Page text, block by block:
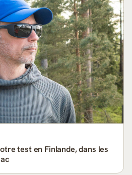
test en Finlande, dans les